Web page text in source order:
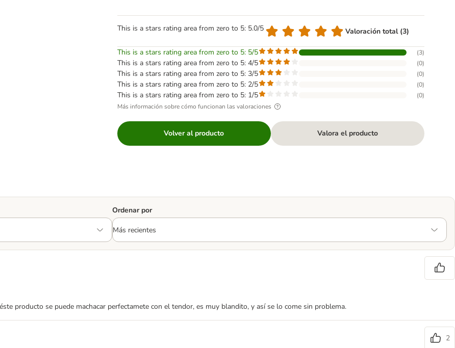
This is a stars rating area from zero to 5: 5.0/5 Valoración total (3)
This is a stars rating area from zero to 5: 5/5 (3)
This is a stars rating area from zero to 5: 4/5 (0)
This is a stars rating area from zero to 5: 3/5 (0)
This is a stars rating area from zero to 5: 2/5 (0)
This is a stars rating area from zero to 5: 1/5 (0)
Más información sobre cómo funcionan las valoraciones
Volver al producto Valora el producto
Ordenar por
producto se puede machacar perfectamete con el tendor, es muy blandito, y así se lo come sin problema.
2